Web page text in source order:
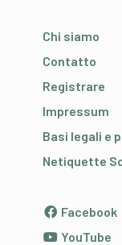
Chi siamo
Contatto
Registrare
Impressum
Basi legali e
Netiquette
Facebook
YouTube